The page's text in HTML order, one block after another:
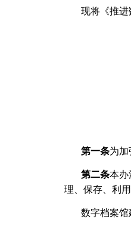
现将《推
第一条为
第二条本办
理、保存、利
数字档案